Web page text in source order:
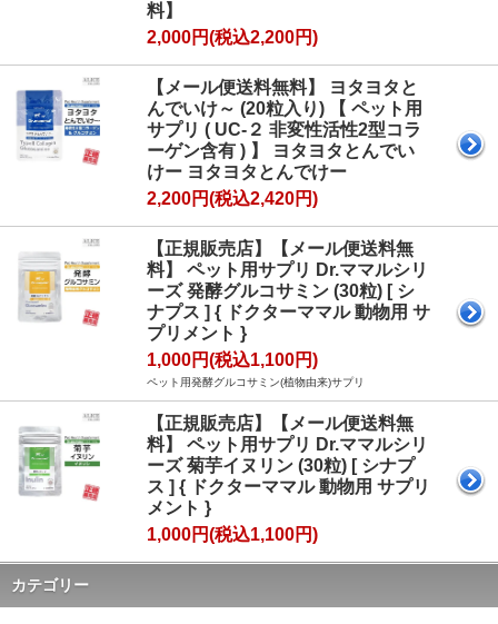
料】
2,000円(税込2,200円)
【メール便送料無料】 ヨタヨタと
んでいけ～ (20粒入り) 【 ペット用
サプリ ( UC-２ 非変性活性2型コラ
ーゲン含有 ) 】 ヨタヨタとんでい
けー ヨタヨタとんでけー
2,200円(税込2,420円)
【正規販売店】【メール便送料無
料】 ペット用サプリ Dr.ママルシリ
ーズ 発酵グルコサミン (30粒) [ シ
ナプス ] { ドクターママル 動物用 サ
プリメント }
1,000円(税込1,100円)
ペット用発酵グルコサミン(植物由来)サプリ
【正規販売店】【メール便送料無
料】 ペット用サプリ Dr.ママルシリ
ーズ 菊芋イヌリン (30粒) [ シナプ
ス ] { ドクターママル 動物用 サプリ
メント }
1,000円(税込1,100円)
カテゴリー